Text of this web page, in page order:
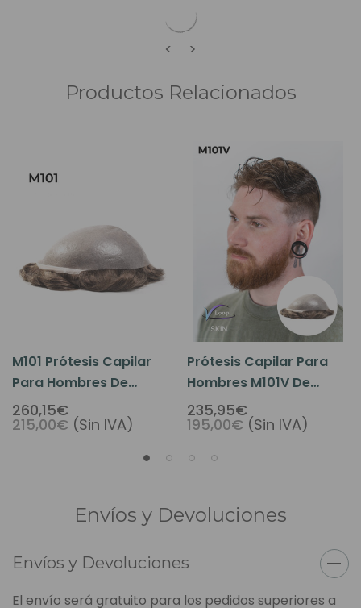
< >
Productos Relacionados
M101 Prótesis Capilar
Para Hombres De
Micropiel Fina
260,15€
215,00€ (Sin IVA)
Prótesis Capilar Para
Hombres M101V De
Micropiel Fina Con
Técnica V-Loop
235,95€
195,00€ (Sin IVA)
Envíos y Devoluciones
Envíos y Devoluciones
El envío será gratuito para los pedidos superiores a